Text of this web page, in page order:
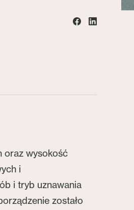
oraz wysokość
i
i tryb uznawania
zostało